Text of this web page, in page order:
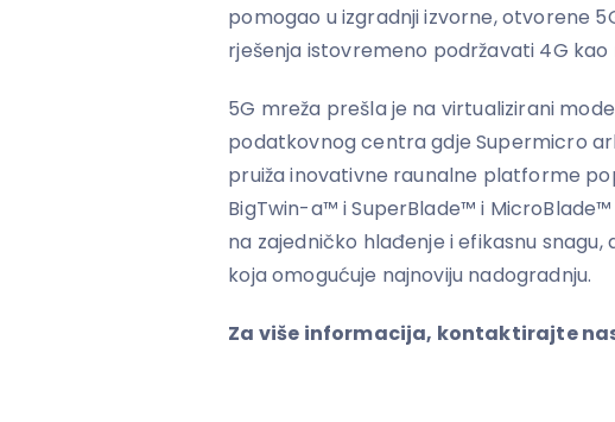
pomogao u izgradnji izvorne, otvorene
rješenja istovremeno podržavati 4G kao
5G mreža prešla je na virtualizirani
podatkovnog centra gdje Supermicro
pruiža inovativne raunalne platforme
BigTwin-a™ i SuperBlade™ i
na zajedničko hlađenje i efikasnu
koja omogućuje najnoviju nadogradnju.
Za više informacija, kontaktirajte